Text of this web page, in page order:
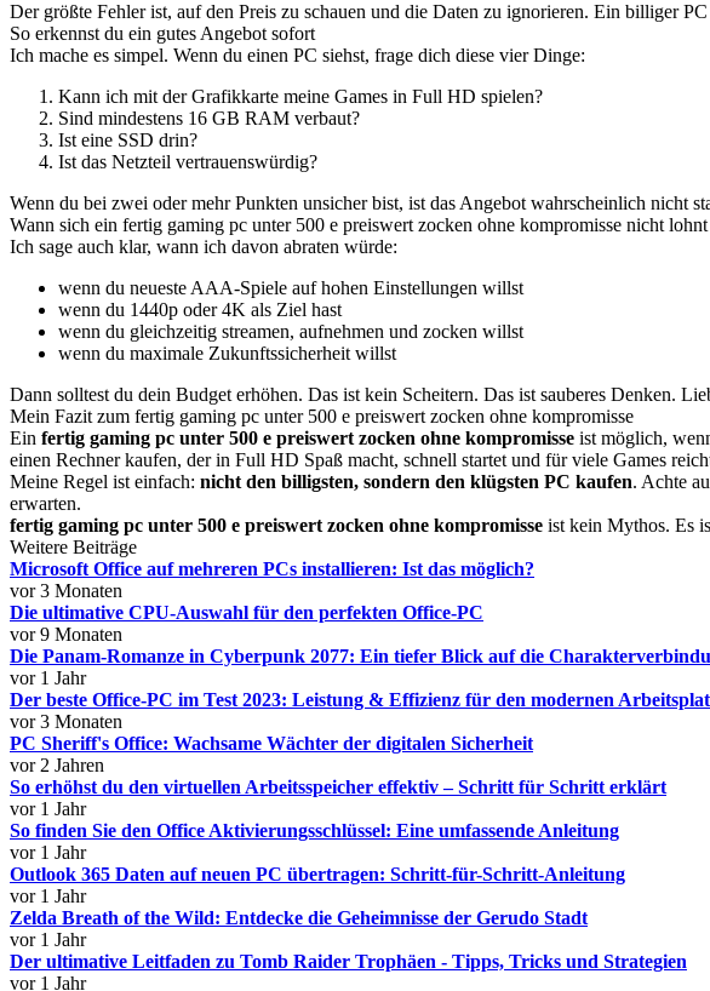
Der größte Fehler ist, auf den Preis zu schauen und die Daten zu ignorieren. Ein billiger
So erkennst du ein gutes Angebot sofort
Ich mache es simpel. Wenn du einen PC siehst, frage dich diese vier Dinge:
Kann ich mit der Grafikkarte meine Games in Full HD spielen?
Sind mindestens 16 GB RAM verbaut?
Ist eine SSD drin?
Ist das Netzteil vertrauenswürdig?
Wenn du bei zwei oder mehr Punkten unsicher bist, ist das Angebot wahrscheinlich nicht
Wann sich ein fertig gaming pc unter 500 e preiswert zocken ohne kompromisse nicht lohnt
Ich sage auch klar, wann ich davon abraten würde:
wenn du neueste AAA-Spiele auf hohen Einstellungen willst
wenn du 1440p oder 4K als Ziel hast
wenn du gleichzeitig streamen, aufnehmen und zocken willst
wenn du maximale Zukunftssicherheit willst
Dann solltest du dein Budget erhöhen. Das ist kein Scheitern. Das ist sauberes Denken.
Mein Fazit zum fertig gaming pc unter 500 e preiswert zocken ohne kompromisse
Ein fertig gaming pc unter 500 e preiswert zocken ohne kompromisse ist möglich,
einen Rechner kaufen, der in Full HD Spaß macht, schnell startet und für viele Games
Meine Regel ist einfach: nicht den billigsten, sondern den klügsten PC kaufen. Achte
erwarten.
fertig gaming pc unter 500 e preiswert zocken ohne kompromisse ist kein Mythos. Es
Weitere Beiträge
Microsoft Office auf mehreren PCs installieren: Ist das möglich?
vor 3 Monaten
Die ultimative CPU-Auswahl für den perfekten Office-PC
vor 9 Monaten
Die Panam-Romanze in Cyberpunk 2077: Ein tiefer Blick auf die
vor 1 Jahr
Der beste Office-PC im Test 2023: Leistung & Effizienz für den modernen
vor 3 Monaten
PC Sheriff's Office: Wachsame Wächter der digitalen Sicherheit
vor 2 Jahren
So erhöhst du den virtuellen Arbeitsspeicher effektiv – Schritt für Schritt erklärt
vor 1 Jahr
So finden Sie den Office Aktivierungsschlüssel: Eine umfassende Anleitung
vor 1 Jahr
Outlook 365 Daten auf neuen PC übertragen: Schritt-für-Schritt-Anleitung
vor 1 Jahr
Zelda Breath of the Wild: Entdecke die Geheimnisse der Gerudo Stadt
vor 1 Jahr
Der ultimative Leitfaden zu Tomb Raider Trophäen - Tipps, Tricks und Strategien
vor 1 Jahr